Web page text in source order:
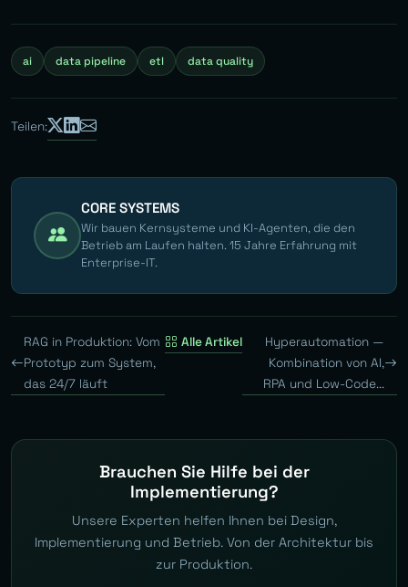
ai data pipeline etl data quality
Teilen:
CORE SYSTEMS
Wir bauen Kernsysteme und KI-Agenten, die den
Betrieb am Laufen halten. 15 Jahre Erfahrung mit
Enterprise-IT.
RAG in Produktion: Vom
Prototyp zum System,
das 24/7 läuft
Alle Artikel
Hyperautomation —
Kombination von AI,
RPA und Low-Code...
Brauchen Sie Hilfe bei der
Implementierung?
Unsere Experten helfen Ihnen bei Design,
Implementierung und Betrieb. Von der Architektur bis
zur Produktion.